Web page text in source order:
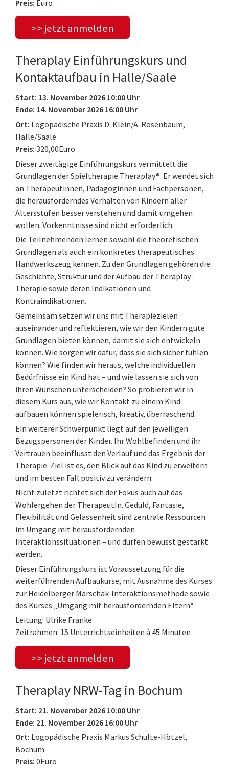
Preis: Euro
>> jetzt anmelden
Theraplay Einführungskurs und
Kontaktaufbau in Halle/Saale
Start: 13. November 2026 10:00 Uhr
Ende: 14. November 2026 16:00 Uhr
Ort: Logopädische Praxis D. Klein/A. Rosenbaum,
Halle/Saale
Preis: 320,00Euro
Dieser zweitägige Einführungskurs vermittelt die
Grundlagen der Spieltherapie Theraplay®. Er wendet sich
an Therapeutinnen, Pädagoginnen und Fachpersonen,
die herausforderndes Verhalten von Kindern aller
Altersstufen besser verstehen und damit umgehen
wollen. Vorkenntnisse sind nicht erforderlich.
Die Teilnehmenden lernen sowohl die theoretischen
Grundlagen als auch ein konkretes therapeutisches
Handwerkszeug kennen. Zu den Grundlagen gehören die
Geschichte, Struktur und der Aufbau der Theraplay-
Therapie sowie deren Indikationen und
Kontraindikationen.
Gemeinsam setzen wir uns mit Therapiezielen
auseinander und reflektieren, wie wir den Kindern gute
Grundlagen bieten können, damit sie sich entwickeln
können. Wie sorgen wir dafür, dass sie sich sicher fühlen
können? Wie finden wir heraus, welche individuellen
Bedürfnisse ein Kind hat – und wie lassen sie sich von
ihren Wünschen unterscheiden? So probieren wir in
diesem Kurs aus, wie wir Kontakt zu einem Kind
aufbauen können spielerisch, kreativ, überraschend.
Ein weiterer Schwerpunkt liegt auf den jeweiligen
Bezugspersonen der Kinder. Ihr Wohlbefinden und ihr
Vertrauen beeinflusst den Verlauf und das Ergebnis der
Therapie. Ziel ist es, den Blick auf das Kind zu erweitern
und im besten Fall positiv zu verändern.
Nicht zuletzt richtet sich der Fokus auch auf das
Wohlergehen der TherapeutIn. Geduld, Fantasie,
Flexibilität und Gelassenheit sind zentrale Ressourcen
im Umgang mit herausfordernden
Interaktionssituationen – und dürfen bewusst gestärkt
werden.
Dieser Einführungskurs ist Voraussetzung für die
weiterführenden Aufbaukurse, mit Ausnahme des Kurses
zur Heidelberger Marschak-Interaktionsmethode sowie
des Kurses „Umgang mit herausfordernden Eltern“.
Leitung: Ulrike Franke
Zeitrahmen: 15 Unterrichtseinheiten à 45 Minuten
>> jetzt anmelden
Theraplay NRW-Tag in Bochum
Start: 21. November 2026 10:00 Uhr
Ende: 21. November 2026 16:00 Uhr
Ort: Logopädische Praxis Markus Schulte-Hötzel,
Bochum
Preis: 0Euro